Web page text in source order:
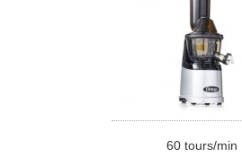
60 tours/min